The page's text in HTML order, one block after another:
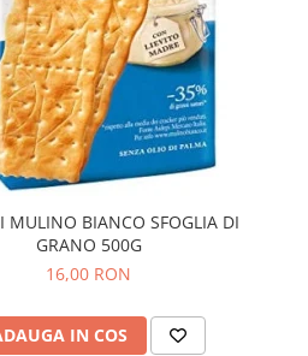
MULINO BIANCO SFOGLIA DI
GRANO 500G
16,00 RON
IN COS